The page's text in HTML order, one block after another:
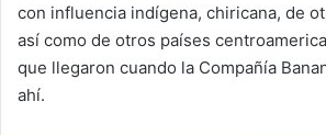
con influencia indígena, chiricana, de
así como de otros países
que llegaron cuando la Compañía
ahí.